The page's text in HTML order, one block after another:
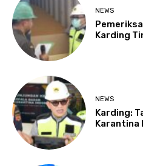
NEWS
Karding
NEWS
Karding:
Karantina